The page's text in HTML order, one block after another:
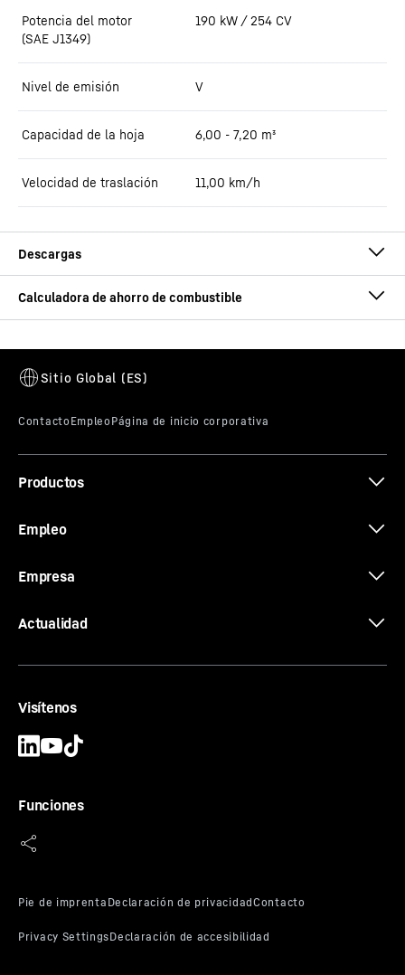
Potencia del motor
(SAE J1349)
190 kW / 254 CV
Nivel de emisión V
Capacidad de la hoja 6,00 - 7,20 m³
Velocidad de traslación 11,00 km/h
Catálogo Manipulación de la madera
Catálogo PR 746 Litronic - PR 756
Buldóceres PR 716 – PR 766
Calculadora de consumo
Litros por hora de funcionamiento
Total de horas de funcionamiento de todas las máquinas
216.884,63 h
Consumo medio de combustible
Horas de funcionamiento al año
Precio del combustible en €/l
Productos
Empleo
Empresa
Actualidad
Visítenos
Funciones